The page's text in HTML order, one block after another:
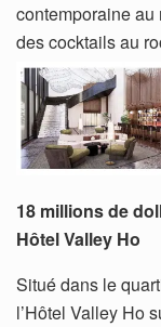
contemporaine
des cocktails au
18 millions de
Hôtel Valley Ho
Situé dans le
l’Hôtel Valley Ho